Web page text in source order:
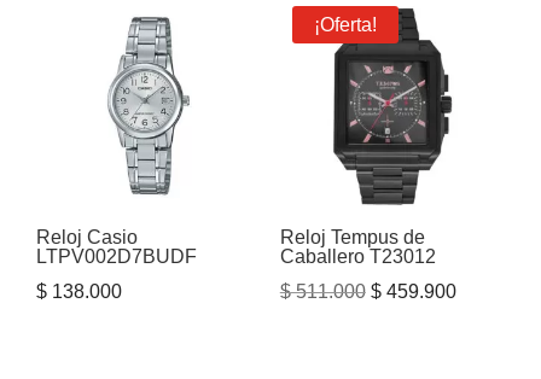
era:
$ 6.000.000.
$ 4.300.000.
Reloj Casio
LTPV002D7BUDF
$ 138.000
¡Oferta!
Reloj Tempus de
Caballero T23012
$511.000 El
$459.900El